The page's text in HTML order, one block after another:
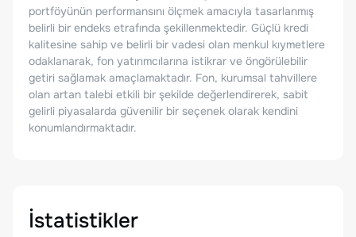
portföyünün performansını ölçmek amacıyla tasarlanmış
belirli bir endeks etrafında şekillenmektedir. Güçlü kredi
kalitesine sahip ve belirli bir vadesi olan menkul kıymetlere
odaklanarak, fon yatırımcılarına istikrar ve öngörülebilir
getiri sağlamak amaçlamaktadır. Fon, kurumsal tahvillere
olan artan talebi etkili bir şekilde değerlendirerek, sabit
gelirli piyasalarda güvenilir bir seçenek olarak kendini
konumlandırmaktadır.
İstatistikler